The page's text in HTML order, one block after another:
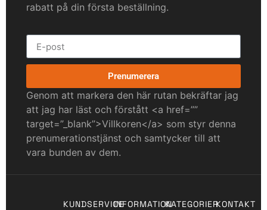
rabatt på din första beställning.
Prenumerera
Genom att markera den här rutan bekräftar jag
att jag har läst och förstått <a href=””
target=”_blank”>Villkoren</a> som styr denna
prenumerationstjänst och samtycker till att
vara bunden av dem.
KUNDSERVICEINFORMATIONKATEGORIERKONTAKT